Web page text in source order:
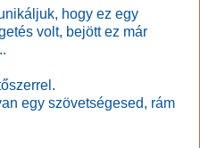
hogy ez egy
volt, bejött ez már
egy szövetségesed, rám